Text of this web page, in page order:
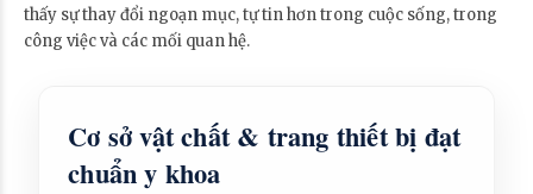
thấy sự thay đổi ngoạn mục, tự tin hơn trong cuộc sống, trong
công việc và các mối quan hệ.
Cơ sở vật chất & trang thiết bị đạt
chuẩn y khoa